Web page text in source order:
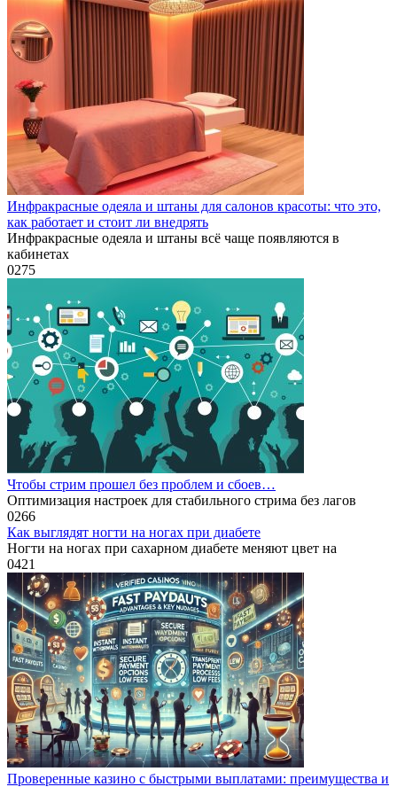
Инфракрасные одеяла и штаны для салонов красоты: что это,
как работает и стоит ли внедрять
Инфракрасные одеяла и штаны всё чаще появляются в
кабинетах
0275
Чтобы стрим прошел без проблем и сбоев…
Оптимизация настроек для стабильного стрима без лагов
0266
Как выглядят ногти на ногах при диабете
Ногти на ногах при сахарном диабете меняют цвет на
0421
Проверенные казино с быстрыми выплатами: преимущества и